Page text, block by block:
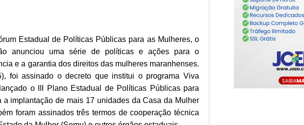
Estadual de Políticas Públicas para as Mulheres, o
anunciou uma série de políticas e ações para o
e a garantia dos direitos das mulheres maranhenses.
foi assinado o decreto que institui o programa Viva
o III Plano Estadual de Políticas Públicas para
a implantação de mais 17 unidades da Casa da Mulher
foram assinados três termos de cooperação técnica